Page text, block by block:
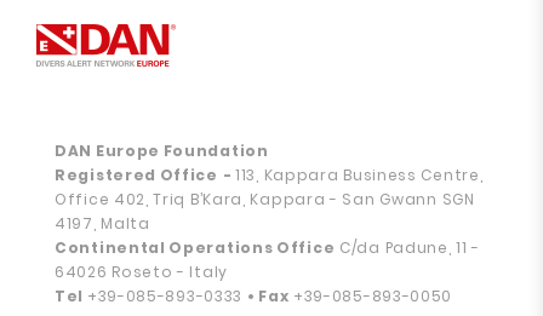
DAN Europe Foundation
Registered Office -113, Kappara Business Centre,
Office 402, Triq B’Kara, Kappara - San Gwann SGN
4197, Malta
Continental Operations Office C/da Padune, 11 -
64026 Roseto - Italy
Tel +39-085-893-0333 • Fax +39-085-893-0050